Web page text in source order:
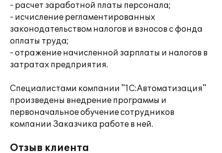
- расчет заработной платы персонала;
- исчисление регламентированных
законодательством налогов и взносов с фонда
оплаты труда;
- отражение начисленной зарплаты и налогов в
затратах предприятия.
Специалистами компании "1С:Автоматизация"
произведены внедрение программы и
первоначальное обучение сотрудников
компании Заказчика работе в ней.
Отзыв клиента